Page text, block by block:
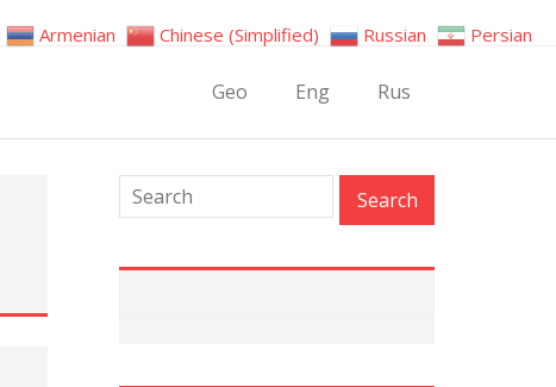
Geo Eng Rus
Armenian Chinese (Simplified) Russian Persian